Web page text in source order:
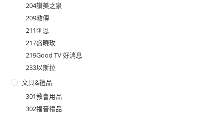
204讚美之泉
209救傳
211匯恩
217盛曉玫
219Good TV 好消息
233以斯拉
文具&禮品
301教會用品
302福音禮品